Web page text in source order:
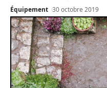
Équipement 30 octobre 2019